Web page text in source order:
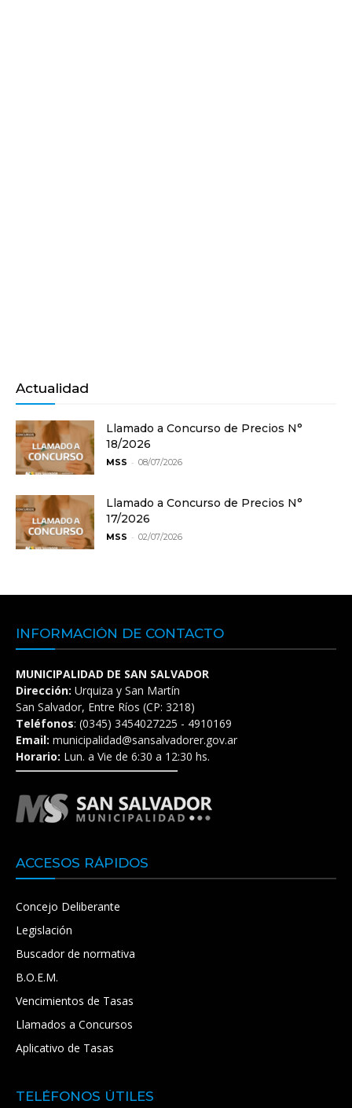
Actualidad
Llamado a Concurso de Precios N°
18/2026
MSS - 08/07/2026
Llamado a Concurso de Precios N°
17/2026
MSS - 02/07/2026
INFORMACIÓN DE CONTACTO
MUNICIPALIDAD DE SAN SALVADOR
Dirección: Urquiza y San Martín
San Salvador, Entre Ríos (CP: 3218)
Teléfonos: (0345) 3454027225 - 4910169
Email: municipalidad@sansalvadorer.gov.ar
Horario: Lun. a Vie de 6:30 a 12:30 hs.
ACCESOS RÁPIDOS
Concejo Deliberante
Legislación
Buscador de normativa
B.O.E.M.
Vencimientos de Tasas
Llamados a Concursos
Aplicativo de Tasas
TELÉFONOS ÚTILES